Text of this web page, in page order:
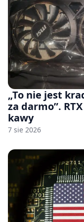
„To nie jest
za darmo”.
kawy
7 sie 2026